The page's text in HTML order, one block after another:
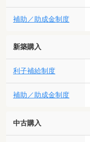
補助／助成金制度
新築購入
利子補給制度
補助／助成金制度
中古購入